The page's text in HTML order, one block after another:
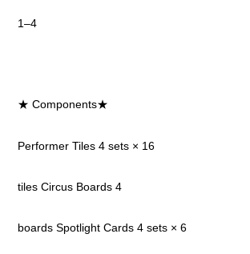
1–4
★ Components★
Performer Tiles 4 sets × 16
tiles Circus Boards 4
boards Spotlight Cards 4 sets × 6